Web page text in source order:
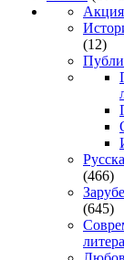
Акция
(12)
(466)
(645)